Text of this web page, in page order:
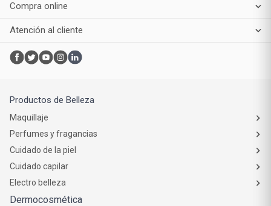
Compra online
Atención al cliente
Productos de Belleza
Maquillaje
Perfumes y fragancias
Cuidado de la piel
Cuidado capilar
Electro belleza
Dermocosmética